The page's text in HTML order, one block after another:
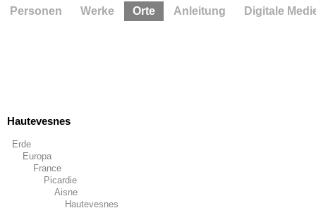
Hautevesnes
Erde
Europa
France
Picardie
Aisne
Hautevesnes
Personen Werke Orte Anleitung Digitale